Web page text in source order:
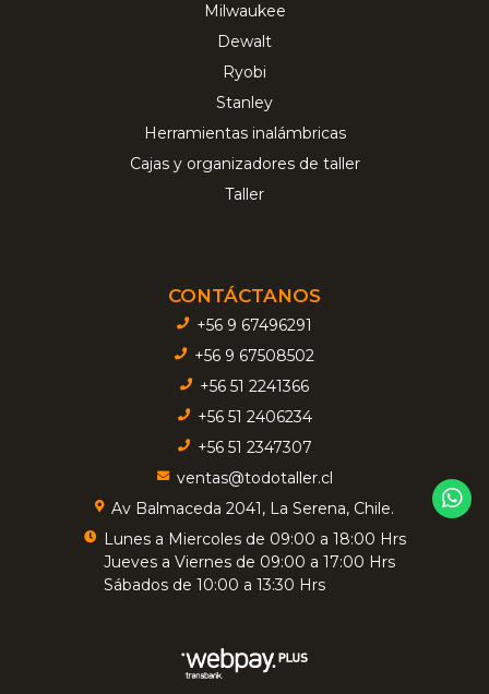
Milwaukee
Dewalt
Ryobi
Stanley
Herramientas inalámbricas
Cajas y organizadores de taller
Taller
CONTÁCTANOS
+56 9 67496291
+56 9 67508502
+56 51 2241366
+56 51 2406234
+56 51 2347307
ventas@todotaller.cl
Av Balmaceda 2041, La Serena, Chile.
Lunes a Miercoles de 09:00 a 18:00 Hrs
Jueves a Viernes de 09:00 a 17:00 Hrs
Sábados de 10:00 a 13:30 Hrs